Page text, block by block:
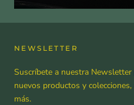
NEWSLETTER
Suscríbete a nuestra
nuevos productos y
más.